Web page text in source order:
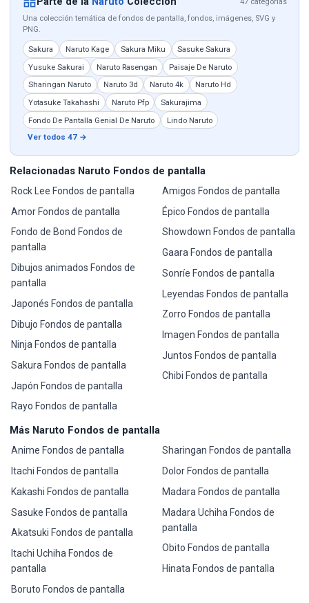
Una colección temática de fondos de pantalla, fondos, imágenes, SVG y
PNG.
Sakura Naruto Kage Sakura Miku
Sasuke Sakura
Yusuke Sakurai
Naruto Rasengan
Paisaje De Naruto
Sharingan Naruto
Naruto 3d Naruto 4k
Naruto Hd
Yotasuke Takahashi
Naruto Pfp
Sakurajima
Fondo De Pantalla Genial De Naruto
Lindo Naruto
Ver todos 47 →
Relacionadas Naruto Fondos de pantalla
Rock Lee Fondos de pantalla
Amor Fondos de pantalla
Fondo de Bond Fondos de
pantalla
Dibujos animados Fondos de
pantalla
Japonés Fondos de pantalla
Dibujo Fondos de pantalla
Ninja Fondos de pantalla
Sakura Fondos de pantalla
Japón Fondos de pantalla
Rayo Fondos de pantalla
Amigos Fondos de pantalla
Épico Fondos de pantalla
Showdown Fondos de pantalla
Gaara Fondos de pantalla
Sonríe Fondos de pantalla
Leyendas Fondos de pantalla
Zorro Fondos de pantalla
Imagen Fondos de pantalla
Juntos Fondos de pantalla
Chibi Fondos de pantalla
Más Naruto Fondos de pantalla
Anime Fondos de pantalla
Itachi Fondos de pantalla
Kakashi Fondos de pantalla
Sasuke Fondos de pantalla
Akatsuki Fondos de pantalla
Itachi Uchiha Fondos de
pantalla
Boruto Fondos de pantalla
Sharingan Fondos de pantalla
Dolor Fondos de pantalla
Madara Fondos de pantalla
Madara Uchiha Fondos de
pantalla
Obito Fondos de pantalla
Hinata Fondos de pantalla